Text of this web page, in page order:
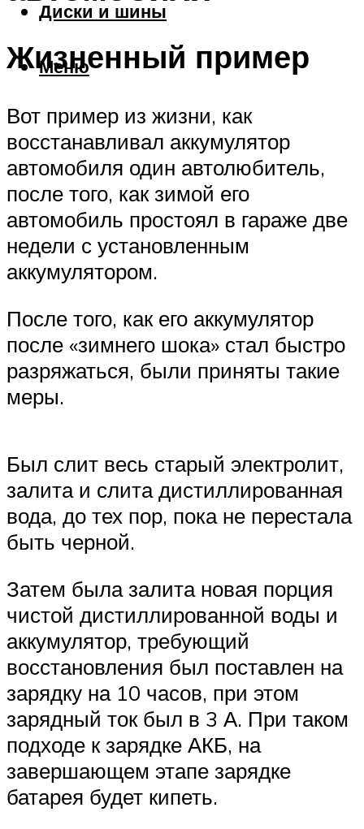
Диски и шины
Меню
Жизненный пример
Вот пример из жизни, как
восстанавливал аккумулятор
автомобиля один автолюбитель,
после того, как зимой его
автомобиль простоял в гараже две
недели с установленным
аккумулятором.
После того, как его аккумулятор
после «зимнего шока» стал быстро
разряжаться, были приняты такие
меры.
Был слит весь старый электролит,
залита и слита дистиллированная
вода, до тех пор, пока не перестала
быть черной.
Затем была залита новая порция
чистой дистиллированной воды и
аккумулятор, требующий
восстановления был поставлен на
зарядку на 10 часов, при этом
зарядный ток был в 3 А. При таком
подходе к зарядке АКБ, на
завершающем этапе зарядке
батарея будет кипеть.